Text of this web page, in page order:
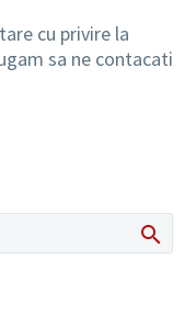
cu privire la
sa ne contacati